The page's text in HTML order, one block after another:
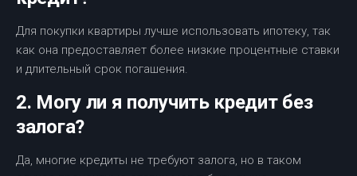
Для покупки квартиры лучше использовать ипотеку, так
как она предоставляет более низкие процентные ставки
и длительный срок погашения.
2. Могу ли я получить кредит без
залога?
Да, многие кредиты не требуют залога, но в таком